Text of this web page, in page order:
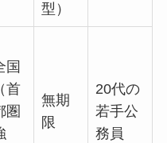
型）
国
（首
圏
無期
限
20代の
若手公
務員